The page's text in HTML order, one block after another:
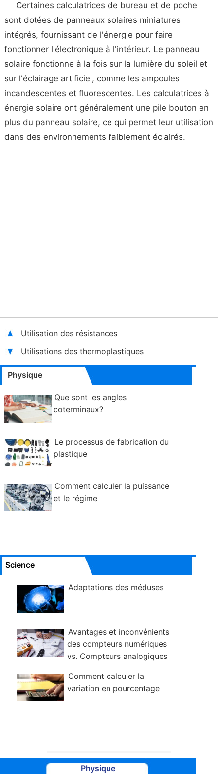
Certaines calculatrices de bureau et de poche
sont dotées de panneaux solaires miniatures
intégrés, fournissant de l'énergie pour faire
fonctionner l'électronique à l'intérieur. Le panneau
solaire fonctionne à la fois sur la lumière du soleil et
sur l'éclairage artificiel, comme les ampoules
incandescentes et fluorescentes. Les calculatrices à
énergie solaire ont généralement une pile bouton en
plus du panneau solaire, ce qui permet leur utilisation
dans des environnements faiblement éclairés.
Utilisation des résistances
Utilisations des thermoplastiques
Physique
Que sont les angles
coterminaux?
Le processus de fabrication du
plastique
Comment calculer la puissance
et le régime
Science
Adaptations des méduses
Avantages et inconvénients
des compteurs numériques
vs. Compteurs analogiques
Comment calculer la
variation en pourcentage
Physique